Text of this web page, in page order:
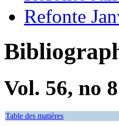
Refonte
Vol. 56, no
Table des matières